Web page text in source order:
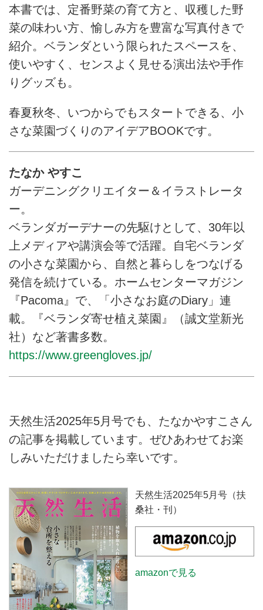
本書では、定番野菜の育て方と、収穫した野
菜の味わい方、愉しみ方を豊富な写真付きで
紹介。ベランダという限られたスペースを、
使いやすく、センスよく見せる演出法や手作
りグッズも。
春夏秋冬、いつからでもスタートできる、小
さな菜園づくりのアイデアBOOKです。
たなか やすこ
ガーデニングクリエイター＆イラストレータ
ー。
ベランダガーデナーの先駆けとして、30年以
上メディアや講演会等で活躍。自宅ベランダ
の小さな菜園から、自然と暮らしをつなげる
発信を続けている。ホームセンターマガジン
『Pacoma』で、「小さなお庭のDiary」連
載。『ベランダ寄せ植え菜園』（誠文堂新光
社）など著書多数。
https://www.greengloves.jp/
天然生活2025年5月号でも、たなかやすこさん
の記事を掲載しています。ぜひあわせてお楽
しみいただけましたら幸いです。
天然生活2025年5月号（扶
桑社・刊）
amazonで見る